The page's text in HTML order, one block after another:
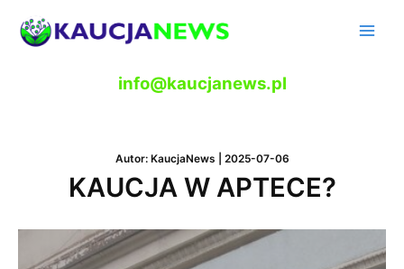
info@kaucjanews.pl
Autor: KaucjaNews 2025-07-06
KAUCJA W APTECE?